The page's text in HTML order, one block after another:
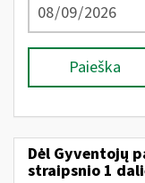
Paieška
Dėl Gyventojų
straipsnio 1